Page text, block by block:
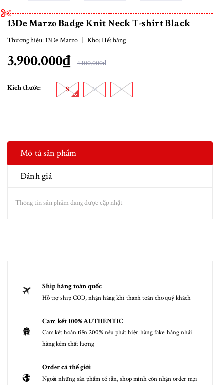
13De Marzo Badge Knit Neck T-shirt Black
Thương hiệu: 13De Marzo | Kho:Hết hàng
3.900.000₫ 4.100.000₫
Kích thước: S M L
Mô tả sản phẩm
Đánh giá
Thông tin sản phẩm đang được cập nhật
Ship hàng toàn quốc
Hỗ trợ ship COD, nhận hàng khi thanh toán cho quý khách
Cam kết 100% AUTHENTIC
Cam kết hoàn tiền 200% nếu phát hiện hàng fake, hàng nhái,
hàng kém chất lượng
Order cả thế giới
Ngoài những sản phẩm có sẵn, shop mình còn nhận order mọi